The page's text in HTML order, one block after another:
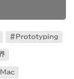
Prototyping
Mac